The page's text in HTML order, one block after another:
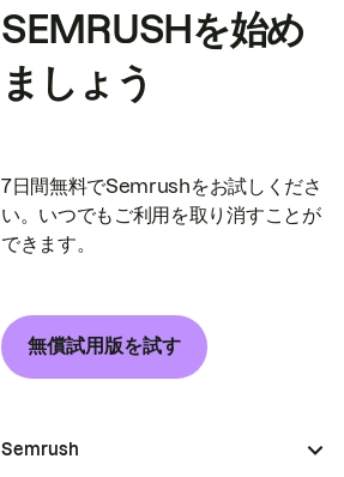
SEMRUSHを始め
ましょう
7日間無料でSemrushをお試しくださ
い。いつでもご利用を取り消すことが
できます。
無償試用版を試す
Semrush